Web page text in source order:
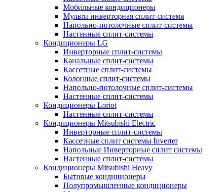
Мобильные кондиционеры
Мульти инверторная сплит-система
Напольно-потолочные сплит-системы
Настенные сплит-системы
Кондиционеры LG
Инверторные сплит-системы
Канальные сплит-системы
Кассетные сплит-системы
Колонные сплит-системы
Напольно-потолочные сплит-системы
Настенные сплит-системы
Кондиционеры Loriot
Настенные сплит-системы
Кондиционеры Mitsubishi Electric
Инверторные сплит-системы
Кассетные сплит системы Inverter
Напольные Инверторные сплит системы
Настенные сплит-системы
Кондиционеры Mitsubishi Heavy
Бытовые кондиционеры
Полупромышленные кондиционеры